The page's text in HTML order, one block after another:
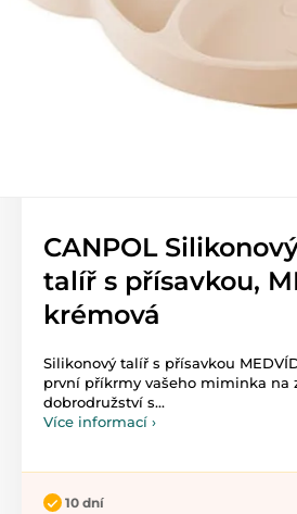
CANPOL
talíř s přísavkou,
krémová
Silikonový talíř s přísavkou
první příkrmy vašeho miminka na
dobrodružství s...
Více informací ›
10 dní